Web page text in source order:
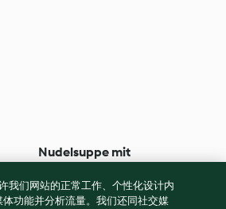
35 分钟
Nudelsuppe mit
3.9 (107) 35 分钟
我们网站的正常工作、个性化设计内
功能并分析流量。我们还同社交媒